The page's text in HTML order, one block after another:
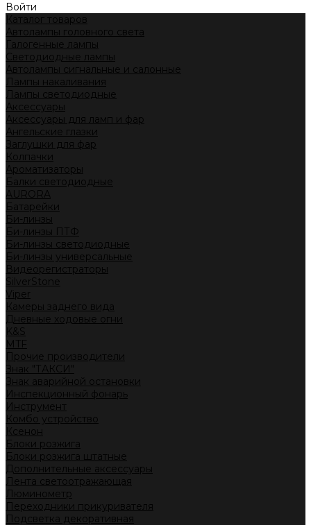
Войти
Каталог товаров
Автолампы головного света
Галогенные лампы
Светодиодные лампы
Автолампы сигнальные и салонные
Лампы накаливания
Лампы светодиодные
Аксессуары
Аксессуары для ламп и фар
Ангельские глазки
Заглушки для фар
Колпачки
Ароматизаторы
Балки светодиодные
AURORA
Батарейки
Би-линзы
Би-линзы ПТФ
Би-линзы светодиодные
Би-линзы универсальные
Видеорегистраторы
SilverStone
Viper
Камеры заднего вида
Дневные ходовые огни
K&S
MTF
Прочие производители
Знак "ТАКСИ"
Знак аварийной остановки
Инспекционный фонарь
Инструмент
Комбо устройство
Ксенон
Блоки розжига
Блоки розжига штатные
Дополнительные аксессуары
Лента светоотражающая
Люминометр
Переходники прикуривателя
Подсветка декоративная